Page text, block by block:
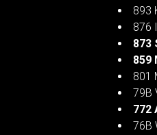
893
876
873
859
801
79B
772
76B